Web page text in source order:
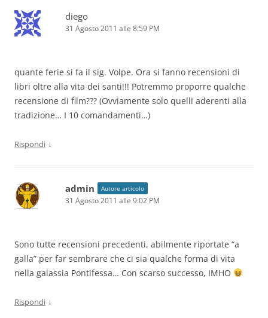
diego
31 Agosto 2011 alle 8:59 PM
quante ferie si fa il sig. Volpe. Ora si fanno recensioni di
libri oltre alla vita dei santi!!! Potremmo proporre qualche
recensione di film??? (Ovviamente solo quelli aderenti alla
tradizione… I 10 comandamenti…)
Rispondi ↓
admin Autore articolo
31 Agosto 2011 alle 9:02 PM
Sono tutte recensioni precedenti, abilmente riportate “a
galla” per far sembrare che ci sia qualche forma di vita
nella galassia Pontifessa… Con scarso successo, IMHO
Rispondi ↓